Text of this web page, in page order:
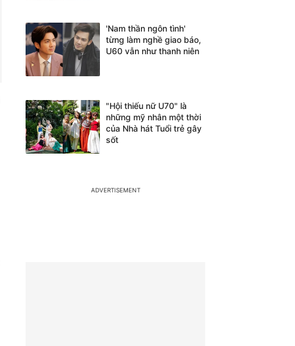
'Nam thần ngôn tình'
từng làm nghề giao báo,
U60 vẫn như thanh niên
"Hội thiếu nữ U70" là
những mỹ nhân một thời
của Nhà hát Tuổi trẻ gây
sốt